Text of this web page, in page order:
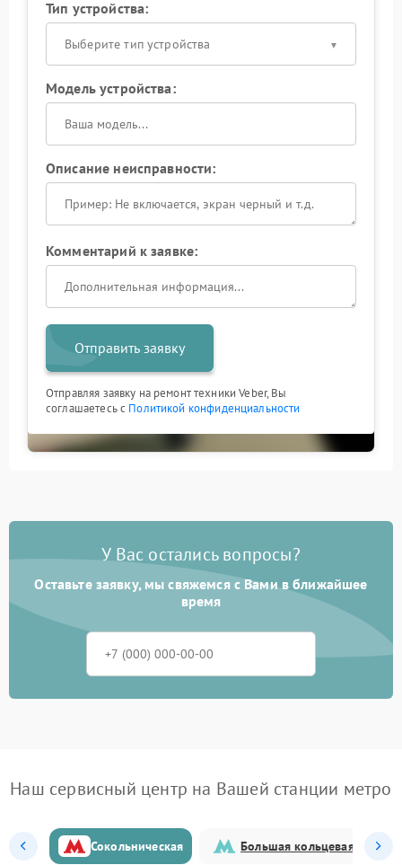
Тип устройства:
Выберите тип устройства
Модель устройства:
Описание неисправности:
Комментарий к заявке:
Отправить заявку
Отправляя заявку на ремонт техники Veber, Вы
соглашаетесь с Политикой конфиденциальности
У Вас остались вопросы?
Оставьте заявку, мы свяжемся с Вами в ближайшее
время
Наш сервисный центр на Вашей станции метро
Сокольническая Большая кольцевая